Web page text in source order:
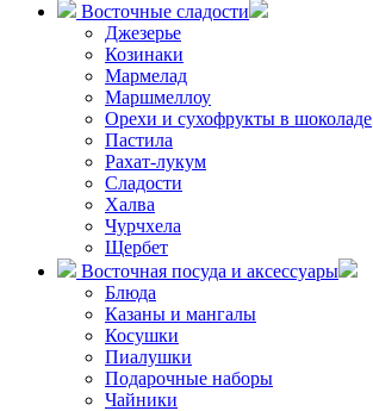
Восточные сладости
Джезерье
Козинаки
Мармелад
Маршмеллоу
Орехи и сухофрукты в шоколаде
Пастила
Рахат-лукум
Сладости
Халва
Чурчхела
Щербет
Восточная посуда и аксессуары
Блюда
Казаны и мангалы
Косушки
Пиалушки
Подарочные наборы
Чайники